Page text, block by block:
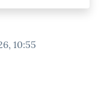
10:55